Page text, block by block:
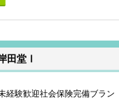
田堂Ⅰ
経験歓迎社会保険完備ブラン